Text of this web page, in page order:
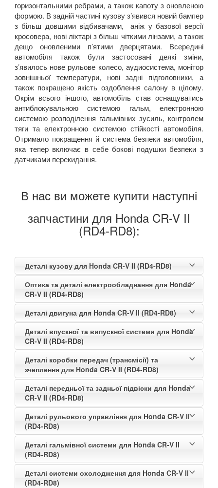
горизонтальними ребрами, а також капоту з оновленою
формою. В задній частині кузову з’явився новий бампер
з більш довшими відбивачами, аніж у базової версії
кросовера, нові ліхтарі з більш чіткими лінзами, а також
дещо оновленими п’ятими дверцятами. Всередині
автомобіля також були застосовані деякі зміни,
з’явилось нове рульове колесо, аудиосистема, монітор
зовнішньої температури, нові задні підголовники, а
також покращено якість оздоблення салону в цілому.
Окрім всього іншого, автомобіль став оснащуватись
антиблокувальною системою гальм, електронною
системою розподілення гальмівних зусиль, контролем
тяги та електронною системою стійкості автомобіля.
Отримало покращення й система безпеки автомобіля,
яка тепер включає в себе бокові подушки безпеки з
датчиками перекидання.
В нас ви можете купити наступні
запчастини для Honda CR-V II
(RD4-RD8):
Деталі кузову для Honda CR-V II (RD4-RD8)
Оптика та деталі електрообладнання для Honda
CR-V II (RD4-RD8)
Деталі двигуна для Honda CR-V II (RD4-RD8)
Деталі впускної та випускної системи для Honda
CR-V II (RD4-RD8)
Деталі коробки передач (трансмісії) та
зчеплення для Honda CR-V II (RD4-RD8)
Деталі передньої та задньої підвіски для Honda
CR-V II (RD4-RD8)
Деталі рульового управління для Honda CR-V II
(RD4-RD8)
Деталі гальмівної системи для Honda CR-V II
(RD4-RD8)
Деталі системи охолодження для Honda CR-V II
(RD4-RD8)